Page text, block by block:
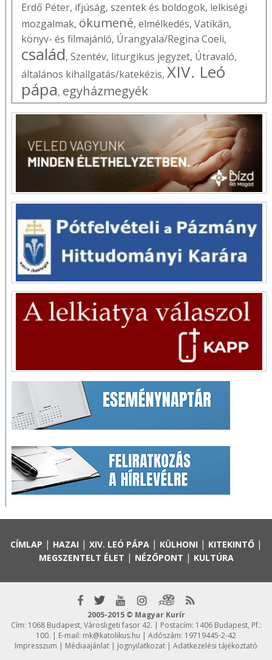
Erdő Péter, ifjúság, szentek és boldogok, lelkiségi
mozgalmak, ökumené, elmélkedés, Vatikán,
könyv- és filmajánló, Úrangyala/Regina Coeli,
család, Szentév, liturgikus jegyzet, Útravaló,
általános kihallgatás/katekézis, XIV. Leó
pápa, egyházmegyék
CÍMLAP | HAZAI | XIV. LEÓ PÁPA| KÜLHONI | KITEKINTŐ|
MEGSZENTELT ÉLET | NÉZŐPONT | KULTÚRA
2005-2015 © Magyar Kurír
Cím: 1068 Budapest, Városligeti fasor 42. | Postacím: 1406 Budapest, Pf.:
100. | E-mail: mk@katolikus.hu | Adószám: 19719445-2-42
Impresszum | Médiaajánlat | Jognyilatkozat | Adatkezelési tájékoztató